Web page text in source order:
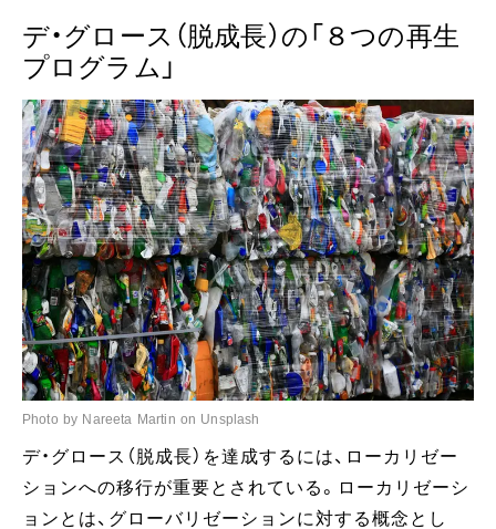
デ・グロース（脱成長）の「８つの再生
プログラム」
Photo by Nareeta Martin on Unsplash
デ・グロース（脱成長）を達成するには、ローカリゼー
ションへの移行が重要とされている。ローカリゼーシ
ョンとは、グローバリゼーションに対する概念とし